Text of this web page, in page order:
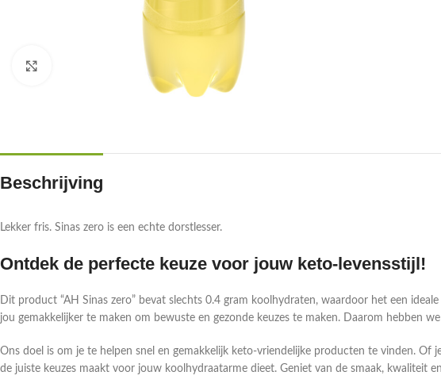
Beschrijving
Lekker fris. Sinas zero is een echte dorstlesser.
Ontdek de perfecte keuze voor jouw keto-levensstijl!
Dit product “AH Sinas zero” bevat slechts 0.4 gram koolhydraten, waardoor het een
jou gemakkelijker te maken om bewuste en gezonde keuzes te maken. Daarom hebben
Ons doel is om je te helpen snel en gemakkelijk keto-vriendelijke producten te vinden.
de juiste keuzes maakt voor jouw koolhydraatarme dieet. Geniet van de smaak, kwaliteit